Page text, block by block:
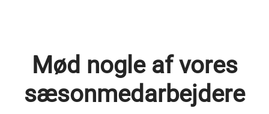
Mød nogle af vores
sæsonmedarbejdere